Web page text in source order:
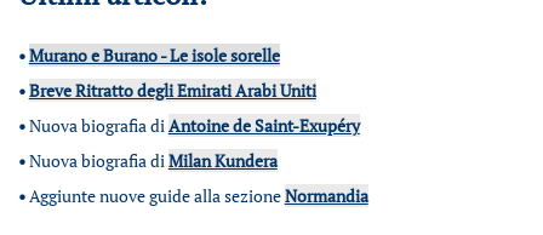
•Murano e Burano - Le isole sorelle
•Breve Ritratto degli Emirati Arabi Uniti
•Nuova biografia diAntoine de Saint-Exupéry
•Nuova biografia diMilan Kundera
•Aggiunte nuove guide alla sezioneNormandia